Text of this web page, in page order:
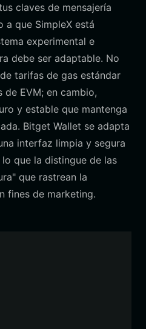
claves de mensajería
a que SimpleX está
experimental e
debe ser adaptable. No
tarifas de gas estándar
de EVM; en cambio,
y estable que mantenga
Bitget Wallet se adapta
interfaz limpia y segura
que la distingue de las
que rastrean la
fines de marketing.